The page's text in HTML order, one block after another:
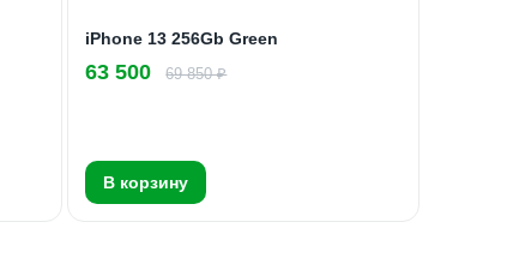
iPhone 13 256Gb Green
63 500 69 850 ₽
В корзину